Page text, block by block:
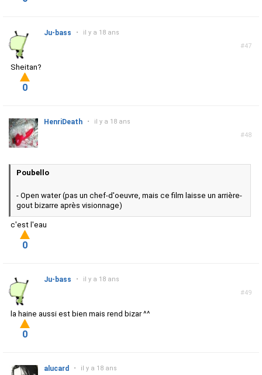
#47
Ju-bass • il y a 18 ans
Sheitan?
0
#48
HenriDeath • il y a 18 ans
Poubello
- Open water (pas un chef-d'oeuvre, mais ce film laisse un arrière-
gout bizarre après visionnage)
c'est l'eau
0
#49
Ju-bass • il y a 18 ans
la haine aussi est bien mais rend bizar ^^
0
alucard • il y a 18 ans